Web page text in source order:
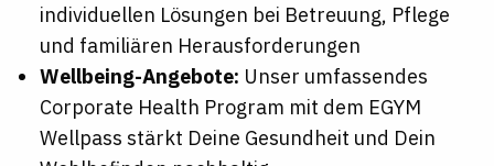
individuellen Lösungen bei Betreuung, Pflege
und familiären Herausforderungen
Wellbeing-Angebote: Unser umfassendes
Corporate Health Program mit dem EGYM
Wellpass stärkt Deine Gesundheit und Dein